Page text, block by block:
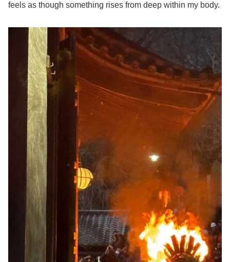
feels as though something rises from deep within my body.